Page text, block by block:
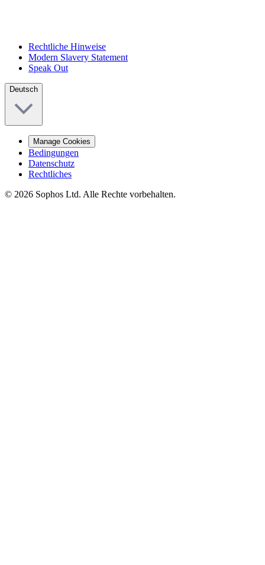
Rechtliche Hinweise
Modern Slavery Statement
Speak Out
Deutsch
Manage Cookies
Bedingungen
Datenschutz
Rechtliches
© 2026 Sophos Ltd. Alle Rechte vorbehalten.